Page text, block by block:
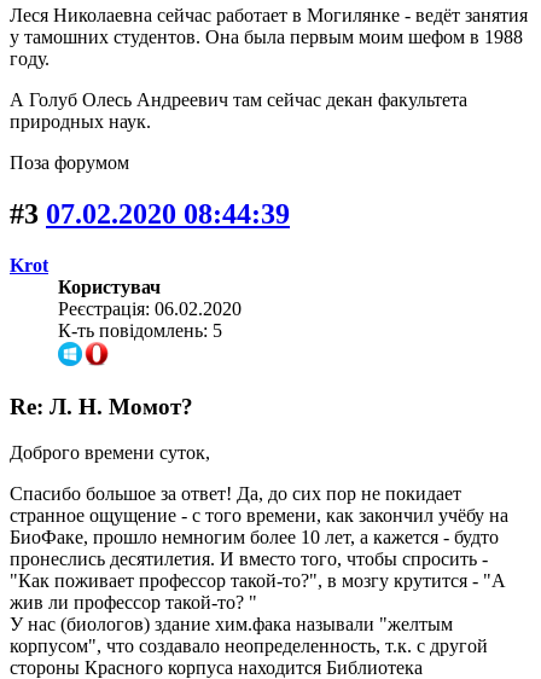
Леся Николаевна сейчас работает в Могилянке - ведёт занятия
у тамошних студентов. Она была первым моим шефом в 1988
году.
А Голуб Олесь Андреевич там сейчас декан факультета
природных наук.
Поза форумом
#3 07.02.2020 08:44:39
Krot
Користувач
Реєстрація: 06.02.2020
К-ть повідомлень: 5
Re: Л. Н. Момот?
Доброго времени суток,
Спасибо большое за ответ! Да, до сих пор не покидает
странное ощущение - с того времени, как закончил учёбу на
БиоФаке, прошло немногим более 10 лет, а кажется - будто
пронеслись десятилетия. И вместо того, чтобы спросить -
"Как поживает профессор такой-то?", в мозгу крутится - "А
жив ли профессор такой-то? "
У нас (биологов) здание хим.фака называли "желтым
корпусом", что создавало неопределенность, т.к. с другой
стороны Красного корпуса находится Библиотека